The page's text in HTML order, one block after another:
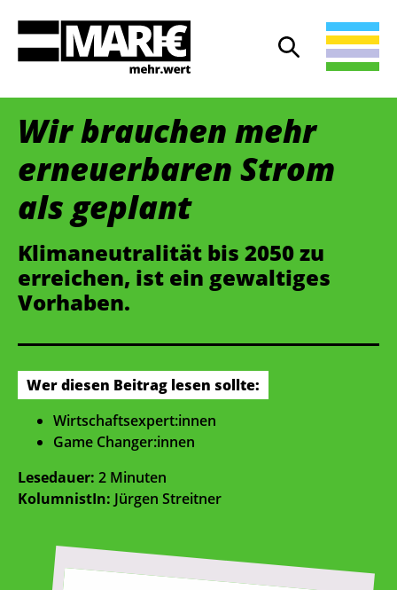
Suche öffnen
Suche
Wir brauchen mehr
erneuerbaren Strom
als geplant
Klimaneutralität bis 2050 zu
erreichen, ist ein gewaltiges
Vorhaben.
Wer diesen Beitrag lesen sollte:
Wirtschaftsexpert:innen
Game Changer:innen
Lesedauer: 2 Minuten
KolumnistIn: Jürgen Streitner